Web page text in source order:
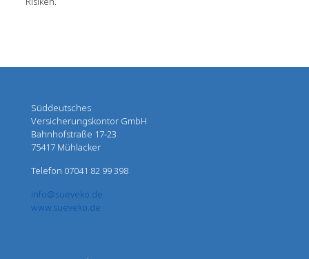
Süddeutsches
Versicherungskontor GmbH
Bahnhofstraße 17-23
75417 Mühlacker
Telefon 07041 82 99 398
info@sueveko.de
www.sueveko.de